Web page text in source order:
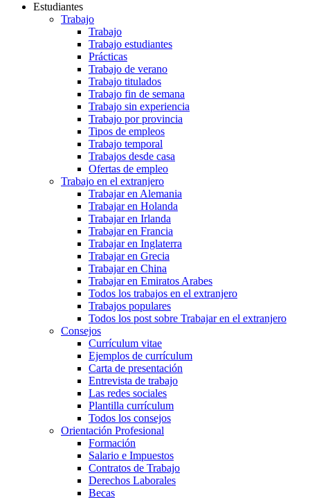
Estudiantes
Trabajo
Trabajo
Trabajo estudiantes
Prácticas
Trabajo de verano
Trabajo titulados
Trabajo fin de semana
Trabajo sin experiencia
Trabajo por provincia
Tipos de empleos
Trabajo temporal
Trabajos desde casa
Ofertas de empleo
Trabajo en el extranjero
Trabajar en Alemania
Trabajar en Holanda
Trabajar en Irlanda
Trabajar en Francia
Trabajar en Inglaterra
Trabajar en Grecia
Trabajar en China
Trabajar en Emiratos Arabes
Todos los trabajos en el extranjero
Trabajos populares
Todos los post sobre Trabajar en el extranjero
Consejos
Currículum vitae
Ejemplos de currículum
Carta de presentación
Entrevista de trabajo
Las redes sociales
Plantilla currículum
Todos los consejos
Orientación Profesional
Formación
Salario e Impuestos
Contratos de Trabajo
Derechos Laborales
Becas